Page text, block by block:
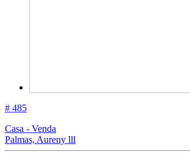
# 485
Casa - Venda
Palmas, Aureny lll